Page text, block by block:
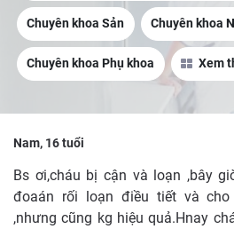
Chuyên khoa Sản Chuyên khoa
Chuyên khoa Phụ khoa Xem
Nam, 16 tuổi
Bs ơi,cháu bị cận và loạn ,bây
đoaán rối loạn điều tiết và
,nhưng cũng kg hiệu quả.Hnay